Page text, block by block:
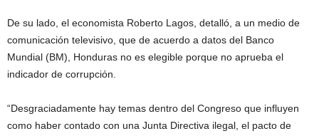
De su lado, el economista Roberto Lagos, detalló, a un medio de
comunicación televisivo, que de acuerdo a datos del Banco
Mundial (BM), Honduras no es elegible porque no aprueba el
indicador de corrupción.
“Desgraciadamente hay temas dentro del Congreso que influyen
como haber contado con una Junta Directiva ilegal, el pacto de